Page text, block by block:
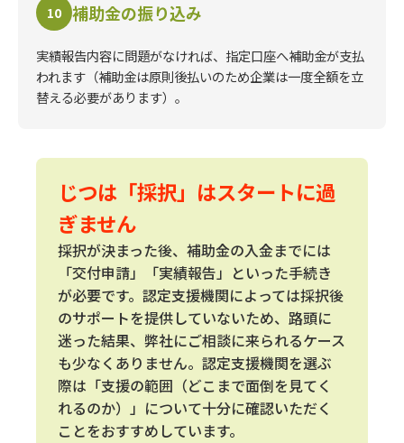
10 補助金の振り込み
実績報告内容に問題がなければ、指定口座へ補助金が支払
われます（補助金は原則後払いのため企業は一度全額を立
替える必要があります）。
じつは「採択」はスタートに過
ぎません
採択が決まった後、補助金の入金までには
「交付申請」「実績報告」といった手続き
が必要です。認定支援機関によっては採択後
のサポートを提供していないため、路頭に
迷った結果、弊社にご相談に来られるケース
も少なくありません。認定支援機関を選ぶ
際は「支援の範囲（どこまで面倒を見てく
れるのか）」について十分に確認いただく
ことをおすすめしています。